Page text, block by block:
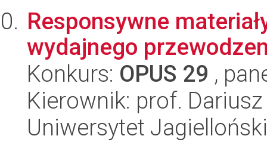
Responsywne
wydajnego
Konkurs: OPUS 29 ,
Kierownik: prof.
Uniwersytet Jagielloński